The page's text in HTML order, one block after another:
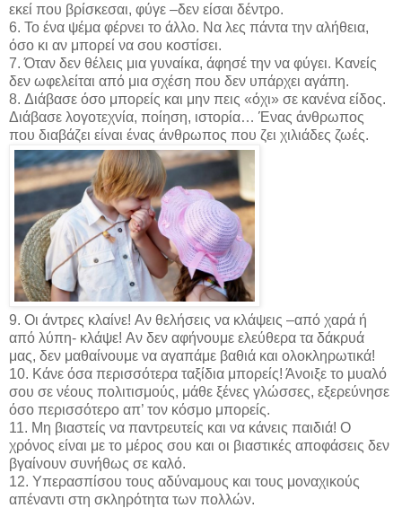
εκεί που βρίσκεσαι, φύγε –δεν είσαι δέντρο.
6. Το ένα ψέμα φέρνει το άλλο. Να λες πάντα την αλήθεια,
όσο κι αν μπορεί να σου κοστίσει.
7. Όταν δεν θέλεις μια γυναίκα, άφησέ την να φύγει. Κανείς
δεν ωφελείται από μια σχέση που δεν υπάρχει αγάπη.
8. Διάβασε όσο μπορείς και μην πεις «όχι» σε κανένα είδος.
Διάβασε λογοτεχνία, ποίηση, ιστορία… Ένας άνθρωπος
που διαβάζει είναι ένας άνθρωπος που ζει χιλιάδες ζωές.
9. Οι άντρες κλαίνε! Αν θελήσεις να κλάψεις –από χαρά ή
από λύπη- κλάψε! Αν δεν αφήνουμε ελεύθερα τα δάκρυά
μας, δεν μαθαίνουμε να αγαπάμε βαθιά και ολοκληρωτικά!
10. Κάνε όσα περισσότερα ταξίδια μπορείς! Άνοιξε το μυαλό
σου σε νέους πολιτισμούς, μάθε ξένες γλώσσες, εξερεύνησε
όσο περισσότερο απ’ τον κόσμο μπορείς.
11. Μη βιαστείς να παντρευτείς και να κάνεις παιδιά! Ο
χρόνος είναι με το μέρος σου και οι βιαστικές αποφάσεις δεν
βγαίνουν συνήθως σε καλό.
12. Υπερασπίσου τους αδύναμους και τους μοναχικούς
απέναντι στη σκληρότητα των πολλών.